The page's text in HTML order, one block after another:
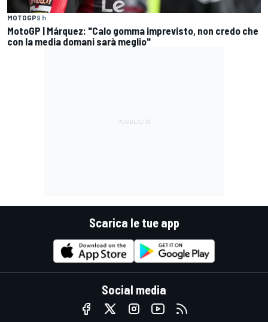
MOTOGP9 h
MotoGP | Márquez: "Calo gomma imprevisto, non credo che
con la media domani sarà meglio"
Scarica le tue app
Social media